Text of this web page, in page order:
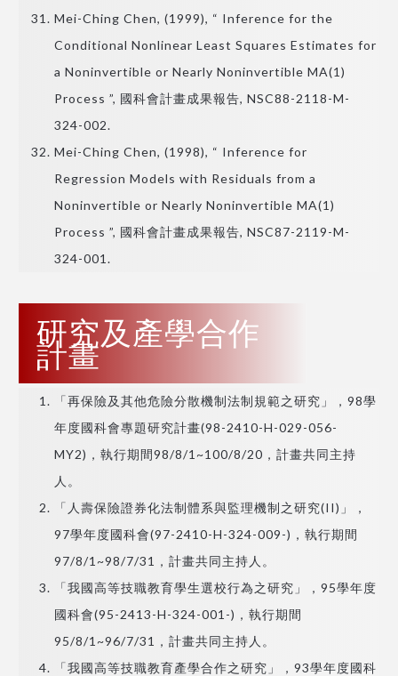
Mei-Ching Chen, (1999), “ Inference for the
Conditional Nonlinear Least Squares Estimates for
a Noninvertible or Nearly Noninvertible MA(1)
Process ”, 國科會計畫成果報告, NSC88-2118-M-
324-002.
Mei-Ching Chen, (1998), “ Inference for
Regression Models with Residuals from a
Noninvertible or Nearly Noninvertible MA(1)
Process ”, 國科會計畫成果報告, NSC87-2119-M-
324-001.
研究及產學合作
計畫
「再保險及其他危險分散機制法制規範之研究」，98學
年度國科會專題研究計畫(98-2410-H-029-056-
MY2)，執行期間98/8/1~100/8/20，計畫共同主持
人。
「人壽保險證券化法制體系與監理機制之研究(II)」，
97學年度國科會(97-2410-H-324-009-)，執行期間
97/8/1~98/7/31，計畫共同主持人。
「我國高等技職教育學生選校行為之研究」，95學年度
國科會(95-2413-H-324-001-)，執行期間
95/8/1~96/7/31，計畫共同主持人。
「我國高等技職教育產學合作之研究」，93學年度國科